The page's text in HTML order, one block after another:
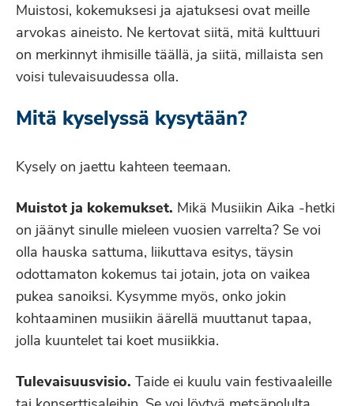
Muistosi, kokemuksesi ja ajatuksesi ovat meille
arvokas aineisto. Ne kertovat siitä, mitä kulttuuri
on merkinnyt ihmisille täällä, ja siitä, millaista sen
voisi tulevaisuudessa olla.
Mitä kyselyssä kysytään?
Kysely on jaettu kahteen teemaan.
Muistot ja kokemukset. Mikä Musiikin Aika -hetki
on jäänyt sinulle mieleen vuosien varrelta? Se voi
olla hauska sattuma, liikuttava esitys, täysin
odottamaton kokemus tai jotain, jota on vaikea
pukea sanoiksi. Kysymme myös, onko jokin
kohtaaminen musiikin äärellä muuttanut tapaa,
jolla kuuntelet tai koet musiikkia.
Tulevaisuusvisio. Taide ei kuulu vain festivaaleille